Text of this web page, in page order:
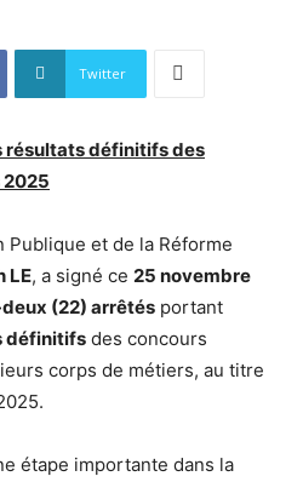
Twitter
résultats définitifs des
Publique et de la Réforme
LE, a signé ce 25 novembre
(22) arrêtés portant
définitifs des concours
corps de métiers, au titre
étape importante dans la